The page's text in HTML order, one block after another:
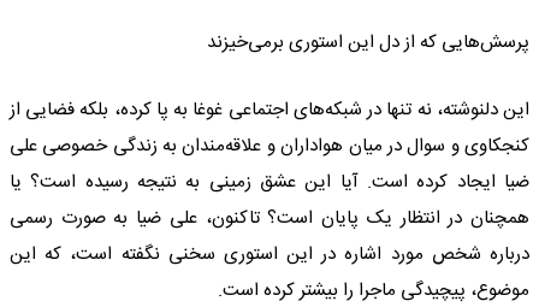
پرسش‌هایی که از دل این استوری برمی‌خیزند
این دلنوشته، نه تنها در شبکه‌های اجتماعی غوغا به پا کرده، بلکه فضایی از
کنجکاوی و سوال در میان هواداران و علاقه‌مندان به زندگی خصوصی علی
ضیا ایجاد کرده است. آیا این عشق زمینی به نتیجه رسیده است؟ یا
همچنان در انتظار یک پایان است؟ تاکنون، علی ضیا به صورت رسمی
درباره شخص مورد اشاره در این استوری سخنی نگفته است، که این
موضوع، پیچیدگی ماجرا را بیشتر کرده است.